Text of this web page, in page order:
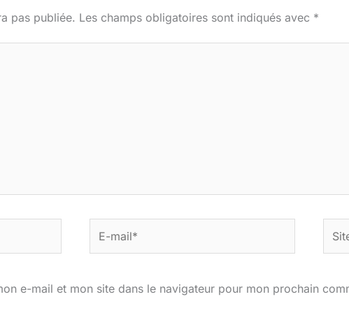
pas publiée. Les champs obligatoires sont indiqués avec *
mail*
e-mail et mon site dans le navigateur pour mon prochain